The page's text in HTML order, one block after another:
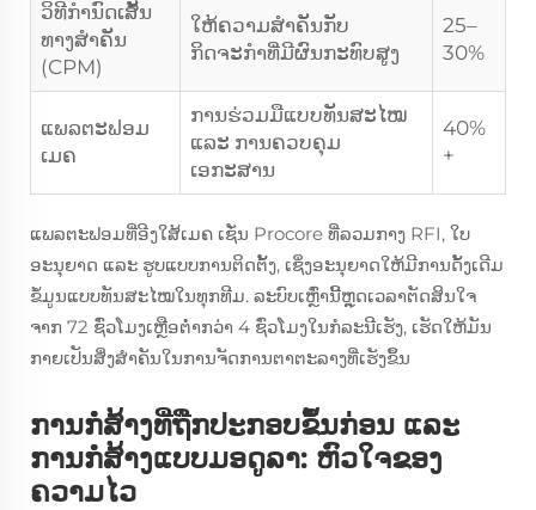
ວິທີກໍານົດເສັ້ນ
ທາງສໍາຄັນ
(CPM)
ໃຫ້ຄວາມສຳຄັນກັບ
ກິດຈະກຳທີ່ມີຜົນກະທົບສູງ
25–
30%
ແພລຕະຟອມ
ເມຄ
ການຮ່ວມມືແບບທັນສະໄໝ
ແລະ ການຄວບຄຸມ
ເອກະສານ
40%
+
ແພລຕະຟອມທີ່ອີງໃສ້ເມຄ ເຊັ່ນ Procore ທີ່ລວມກາງ RFI, ໃບ
ອະນຸຍາດ ແລະ ຮູບແບບການຕິດຕັ້ງ, ເຊິ່ງອະນຸຍາດໃຫ້ມີການດັ້ງເດີມ
ຂໍ້ມູນແບບທັນສະໄໝໃນທຸກທີມ. ລະບົບເຫຼົ່ານີ້ຫຼຸດເວລາຕັດສິນໃຈ
ຈາກ 72 ຊົ່ວໂມງເຫຼືອຕ່ຳກວ່າ 4 ຊົ່ວໂມງໃນກໍລະນີເຮັງ, ເຮັດໃຫ້ມັນ
ກາຍເປັນສິ່ງສຳຄັນໃນການຈັດການຕາຕະລາງທີ່ເຮັງຂຶ້ນ
ການກໍ່ສ້າງທີ່ຖືກປະກອບຂຶ້ນກ່ອນ ແລະ
ການກໍ່ສ້າງແບບມອດູລາ: ຫົວໃຈຂອງ
ຄວາມໄວ